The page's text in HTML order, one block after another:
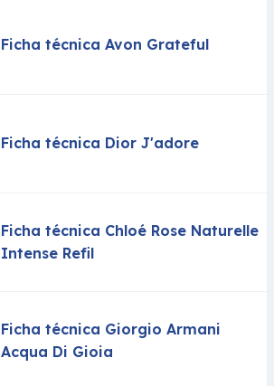
Ficha técnica Avon Grateful
Ficha técnica Dior J'adore
Ficha técnica Chloé Rose Naturelle
Intense Refil
Ficha técnica Giorgio Armani
Acqua Di Gioia